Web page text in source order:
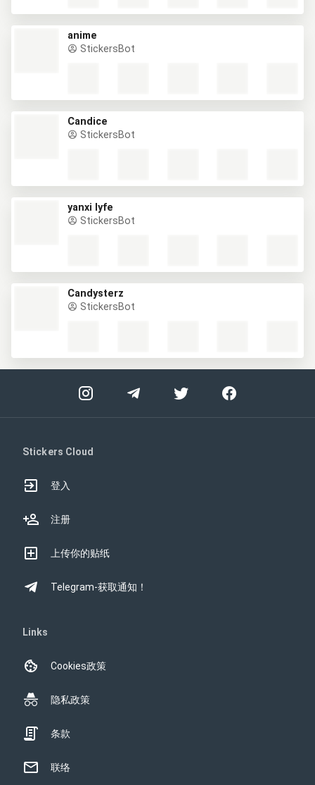
anime
StickersBot
Candice
StickersBot
yanxi lyfe
StickersBot
Candysterz
StickersBot
Stickers Cloud
登入
注册
上传你的贴纸
Telegram-获取通知！
Links
Cookies政策
隐私政策
条款
联络